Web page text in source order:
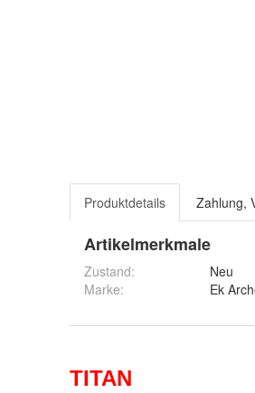
Produktdetails Zahlung,
Artikelmerkmale
Zustand:
Neu
Marke:
Ek